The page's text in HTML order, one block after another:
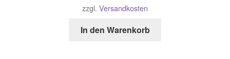
zzgl. Versandkosten
In den Warenkorb